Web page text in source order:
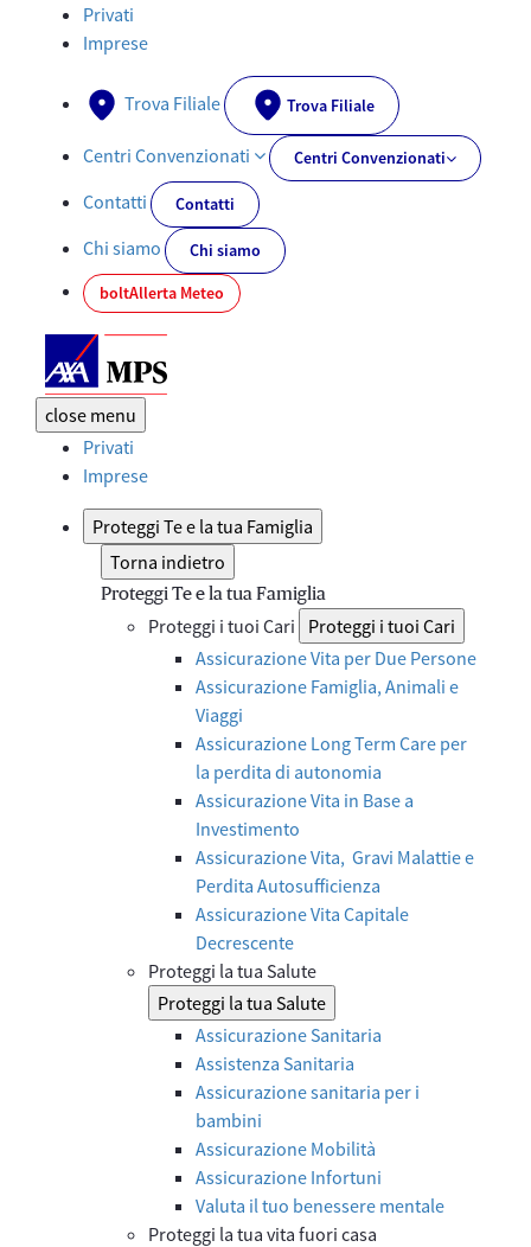
Documenti PRIIPs - AXA-MPS.IT
Privati
Imprese
Trova Filiale Trova Filiale
Centri Convenzionati Centri Convenzionati
Contatti Contatti
Chi siamo
Chi siamo
boltAllerta Meteo
close menu
Privati
Imprese
Proteggi Te e la tua Famiglia
Torna indietro
Proteggi Te e la tua Famiglia
Proteggi i tuoi Cari
Proteggi i tuoi Cari
Assicurazione Vita per Due Persone
Assicurazione Famiglia, Animali e
Viaggi
Assicurazione Long Term Care per
la perdita di autonomia
Assicurazione Vita in Base a
Investimento
Assicurazione Vita, Gravi Malattie e
Perdita Autosufficienza
Assicurazione Vita Capitale
Decrescente
Proteggi la tua Salute
Proteggi la tua Salute
Assicurazione Sanitaria
Assistenza Sanitaria
Assicurazione sanitaria per i
bambini
Assicurazione Mobilità
Assicurazione Infortuni
Valuta il tuo benessere mentale
Proteggi la tua vita fuori casa